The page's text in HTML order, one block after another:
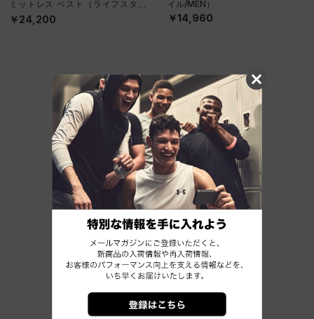
ミットレス ベスト（ライフスタイ
ル/WOMEN）
￥24,200
イル/MEN）
￥14,960
他のおすすめアイテム